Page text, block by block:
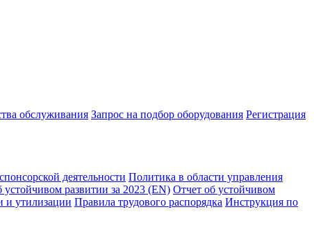
обслуживания Запрос на подбор оборудования Регистрация
деятельности Политика в области управления
устойчивом развитии за 2023 (EN) Отчет об устойчивом
и утилизации Правила трудового распорядка Инструкция по